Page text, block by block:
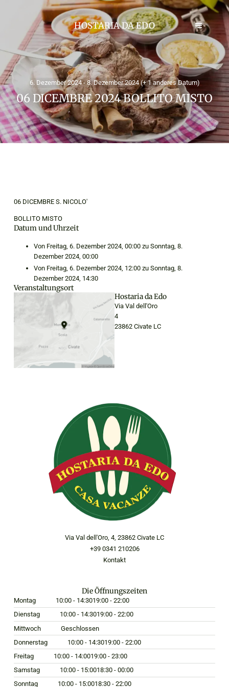
HOSTARIA DA EDO
6. Dezember 2024 - 8. Dezember 2024 (+ 1 anderes Datum)
06 DICEMBRE 2024 BOLLITO MISTO
06 DICEMBRE S. NICOLO'
BOLLITO MISTO
Datum und Uhrzeit
Von Freitag, 6. Dezember 2024, 00:00 zu Sonntag, 8.
Dezember 2024, 00:00
Von Freitag, 6. Dezember 2024, 12:00 zu Sonntag, 8.
Dezember 2024, 14:30
Veranstaltungsort
Hostaria da Edo
Via Val dell'Oro
4
23862 Civate LC
Via Val dell'Oro, 4, 23862 Civate LC
+39 0341 210206
Kontakt
Die Öffnungszeiten
Montag 10:00 - 14:3019:00 - 22:00
Dienstag
10:00 - 14:3019:00 - 22:00
Mittwoch
Geschlossen
Donnerstag
10:00 - 14:3019:00 - 22:00
Freitag
10:00 - 14:0019:00 - 23:00
Samstag
10:00 - 15:0018:30 - 00:00
Sonntag
10:00 - 15:0018:30 - 22:00